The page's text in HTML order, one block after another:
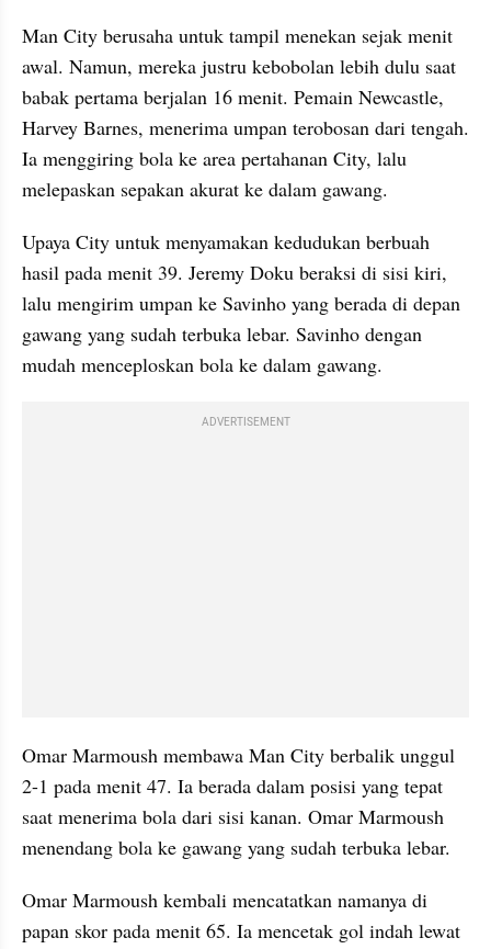
Man City berusaha untuk tampil menekan sejak menit
awal. Namun, mereka justru kebobolan lebih dulu saat
babak pertama berjalan 16 menit. Pemain Newcastle,
Harvey Barnes, menerima umpan terobosan dari tengah.
Ia menggiring bola ke area pertahanan City, lalu
melepaskan sepakan akurat ke dalam gawang.
Upaya City untuk menyamakan kedudukan berbuah
hasil pada menit 39. Jeremy Doku beraksi di sisi kiri,
lalu mengirim umpan ke Savinho yang berada di depan
gawang yang sudah terbuka lebar. Savinho dengan
mudah menceploskan bola ke dalam gawang.
ADVERTISEMENT
Omar Marmoush membawa Man City berbalik unggul
2-1 pada menit 47. Ia berada dalam posisi yang tepat
saat menerima bola dari sisi kanan. Omar Marmoush
menendang bola ke gawang yang sudah terbuka lebar.
Omar Marmoush kembali mencatatkan namanya di
papan skor pada menit 65. Ia mencetak gol indah lewat